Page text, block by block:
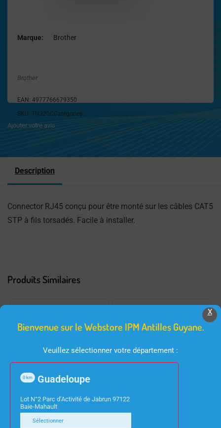
Marque Brother
Brother
EAN: 4977766679350
SKU: TN320CCatégories: ,
Ajouter votre avis
Description
Connector RJ45 conçu pour être monté sur les câbles CAT5
STP à fils torsadés. Facile à installer.
Produits Similaires
HP 963XL –
CARTOUCHE NOIRE
X
Bienvenue sur le Webstore IPM Antilles Guyane.
Veuillez sélectionner votre département :
Guadeloupe
0 km
Lot N°2 Parc d’Activité de Jabrun 97122
Baie-Mahault
Sélectionner